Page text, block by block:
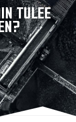
tulee